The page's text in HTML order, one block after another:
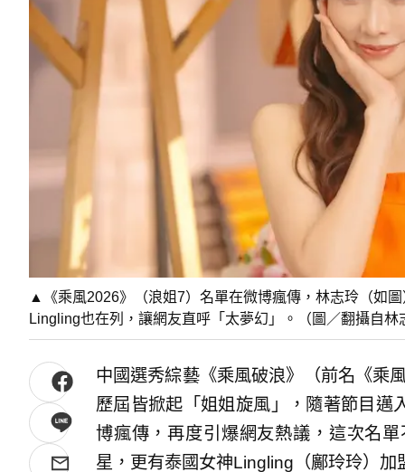
▲《乘風2026》（浪姐7）名單在微博瘋傳，林志玲（如
Lingling也在列，讓網友直呼「太夢幻」。（圖／翻攝自
中國選秀綜藝《乘風破浪》（前名《乘
歷屆皆掀起「姐姐旋風」，隨著節目邁
博瘋傳，再度引爆網友熱議，這次名
星，更有泰國女神Lingling（鄺玲玲）